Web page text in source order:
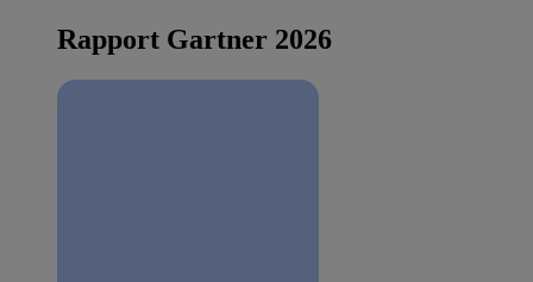
Rapport Gartner 2026